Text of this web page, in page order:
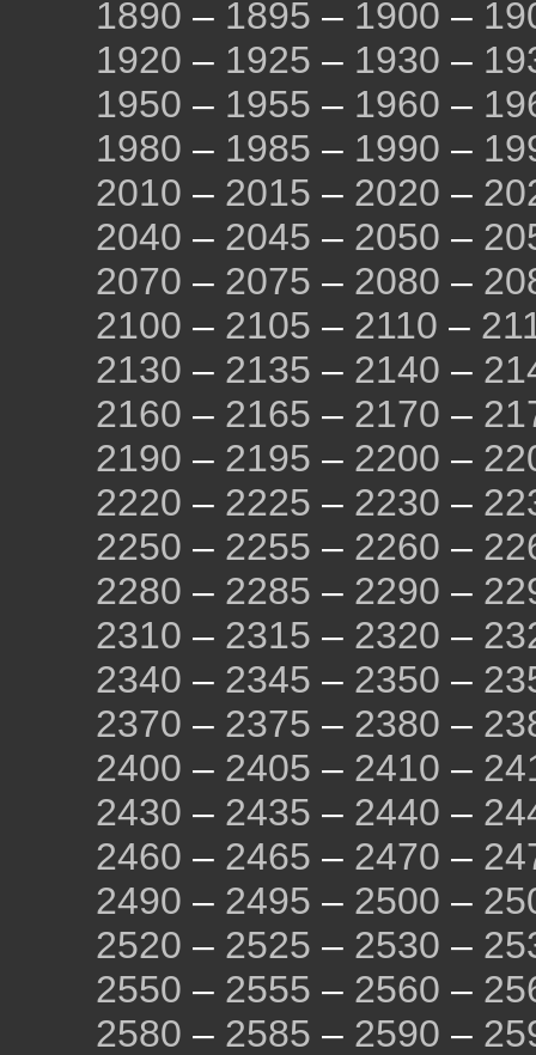
1890 – 1895 – 1900 –
1920 – 1925 – 1930 –
1950 – 1955 – 1960 –
1980 – 1985 – 1990 –
2010 – 2015 – 2020 –
2040 – 2045 – 2050 –
2070 – 2075 – 2080 –
2100 – 2105 – 2110 –
2130 – 2135 – 2140 –
2160 – 2165 – 2170 –
2190 – 2195 – 2200 –
2220 – 2225 – 2230 –
2250 – 2255 – 2260 –
2280 – 2285 – 2290 –
2310 – 2315 – 2320 –
2340 – 2345 – 2350 –
2370 – 2375 – 2380 –
2400 – 2405 – 2410 –
2430 – 2435 – 2440 –
2460 – 2465 – 2470 –
2490 – 2495 – 2500 –
2520 – 2525 – 2530 –
2550 – 2555 – 2560 –
2580 – 2585 – 2590 –